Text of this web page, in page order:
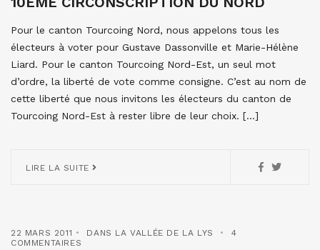
Pour le canton Tourcoing Nord, nous appelons tous les
électeurs à voter pour Gustave Dassonville et Marie-Hélène
Liard. Pour le canton Tourcoing Nord-Est, un seul mot
d’ordre, la liberté de vote comme consigne. C’est au nom de
cette liberté que nous invitons les électeurs du canton de
Tourcoing Nord-Est à rester libre de leur choix. […]
LIRE LA SUITE
22 MARS 2011 DANS LA VALLÉE DE LA LYS
4
COMMENTAIRES